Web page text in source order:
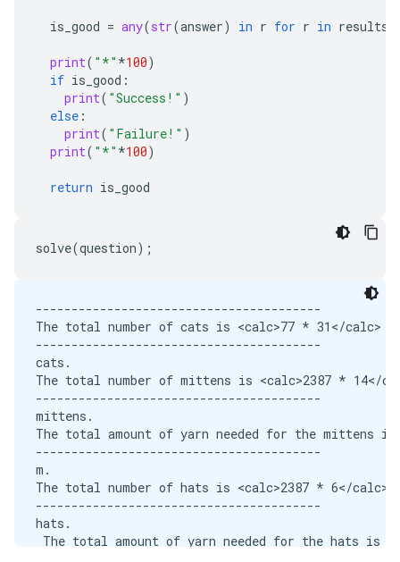
is_good = any(str(answer) in r for r in results
print( "*" *100)
if is_good :
print( "Success!" )
else :
print( "Failure!" )
print( "*" *100)
return is_good
solve(question);
----------------------------------------
The total number of cats is <calc>77 * 31</calc> =
----------------------------------------
cats.
The total number of mittens is <calc>2387 * 14</
----------------------------------------
mittens.
The total amount of yarn needed for the mittens is
----------------------------------------
m.
The total number of hats is <calc>2387 * 6</calc>
----------------------------------------
hats.
The total amount of yarn needed for the hats is